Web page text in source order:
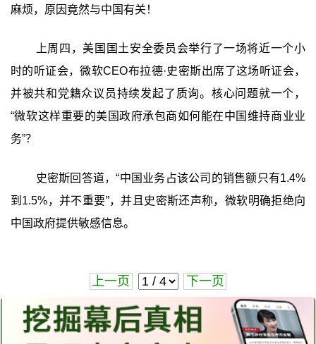
麻烦，原因竟然与中国有关！
上周四，美国国土安全委员会举行了一场将近一个小
时的听证会，微软CEO布拉德·史密斯出席了这场听证会，
并被共和党籍众议员持续发起了质询。核心问题就一个，
“微软这样重要的美国政府承包商如何能在中国维持商业业
务”？
史密斯回答道，“中国业务占该公司的销售额只有1.4%
到1.5%，并不重要”，并且史密斯还声称，微软明确拒绝向
中国政府提供敏感信息。
上一页 下一页